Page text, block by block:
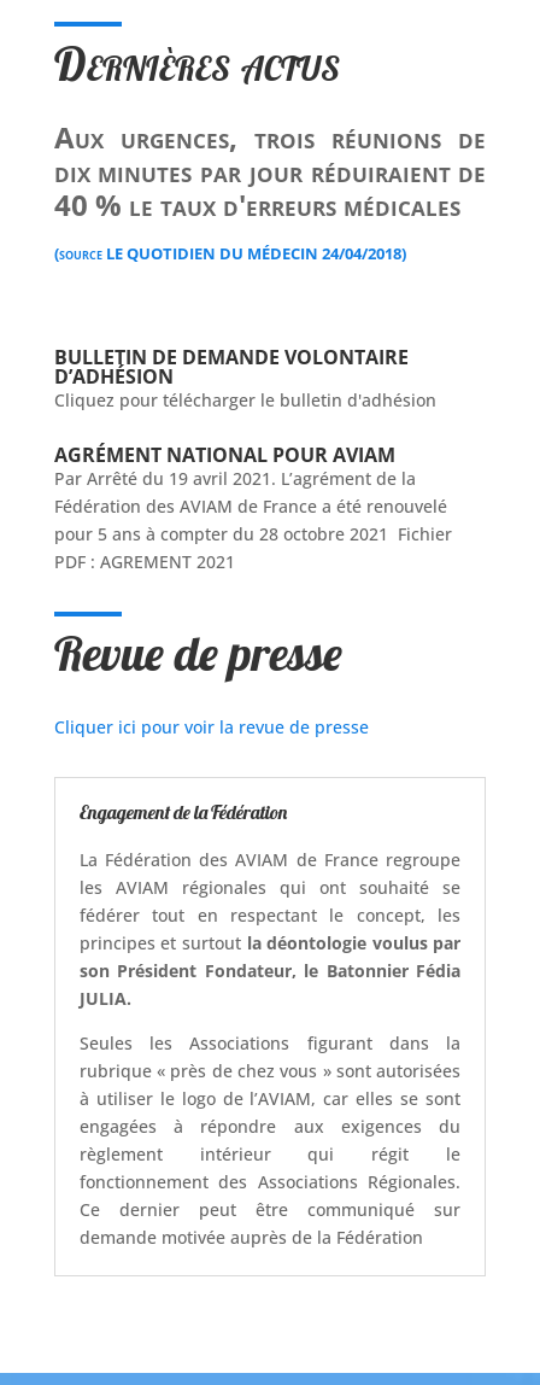
Dernières actus
Aux urgences, trois réunions de
dix minutes par jour réduiraient de
40 % le taux d'erreurs médicales
(source LE QUOTIDIEN DU MÉDECIN 24/04/2018)
BULLETIN DE DEMANDE VOLONTAIRE
D’ADHÉSION
Cliquez pour télécharger le bulletin d'adhésion
AGRÉMENT NATIONAL POUR AVIAM
Par Arrêté du 19 avril 2021. L’agrément de la
Fédération des AVIAM de France a été renouvelé
pour 5 ans à compter du 28 octobre 2021 Fichier
PDF : AGREMENT 2021
Revue de presse
Cliquer ici pour voir la revue de presse
Engagement de la Fédération
La Fédération des AVIAM de France regroupe
les AVIAM régionales qui ont souhaité se
fédérer tout en respectant le concept, les
principes et surtout la déontologie voulus par
son Président Fondateur, le Batonnier Fédia
JULIA.
Seules les Associations figurant dans la
rubrique « près de chez vous » sont autorisées
à utiliser le logo de l’AVIAM, car elles se sont
engagées à répondre aux exigences du
règlement intérieur qui régit le
fonctionnement des Associations Régionales.
Ce dernier peut être communiqué sur
demande motivée auprès de la Fédération